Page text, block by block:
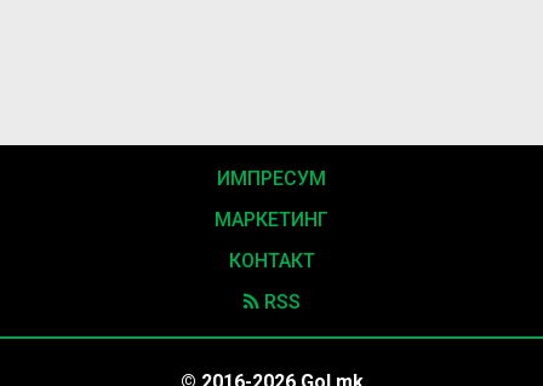
ИМПРЕСУМ
МАРКЕТИНГ
КОНТАКТ
RSS
© 2016-2026 Gol.mk